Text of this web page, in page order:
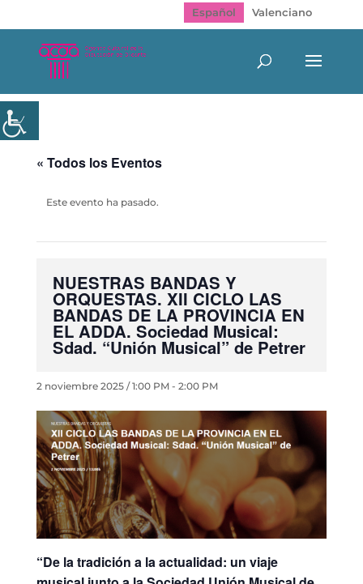
Español Valenciano
« Todos los Eventos
Este evento ha pasado.
NUESTRAS BANDAS Y
ORQUESTAS. XII CICLO LAS
BANDAS DE LA PROVINCIA EN
EL ADDA. Sociedad Musical:
Sdad. “Unión Musical” de Petrer
2 noviembre 2025 / 1:00 PM- 2:00 PM
“De la tradición a la actualidad: un viaje